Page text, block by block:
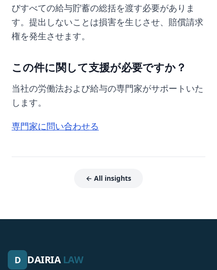
びすべての給与貯蓄の総括を渡す必要がありま
す。提出しないことは損害を生じさせ、賠償請求
権を発生させます。
この件に関して支援が必要ですか？
当社の労働法および給与の専門家がサポートいた
します。
専門家に問い合わせる
← All insights
D DAIRIA LAW